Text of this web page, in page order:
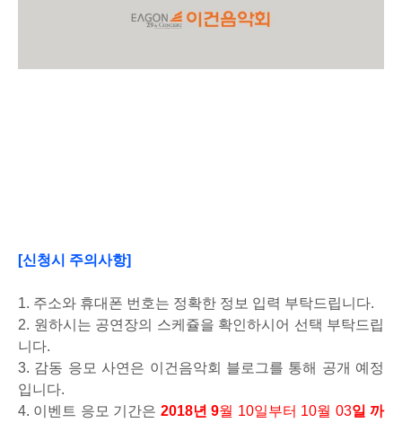
[신청시 주의사항]
1. 주소와 휴대폰 번호는 정확한 정보 입력 부탁드립니다.
2. 원하시는 공연장의 스케쥴을 확인하시어 선택 부탁드립
니다.
3. 감동 응모 사연은 이건음악회 블로그를 통해 공개 예정
입니다.
4. 이벤트 응모 기간은 2018년 9월 10일부터 10월 03일 까